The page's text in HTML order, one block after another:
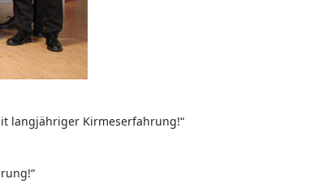
langjähriger Kirmeserfahrung!“